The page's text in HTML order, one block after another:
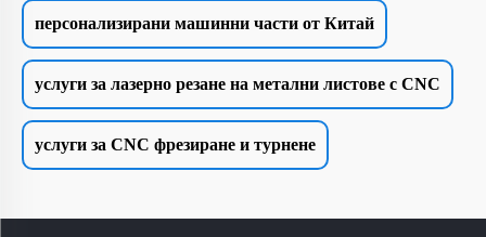
персонализирани машинни части от Китай
услуги за лазерно резане на метални листове с CNC
услуги за CNC фрезиране и турнене